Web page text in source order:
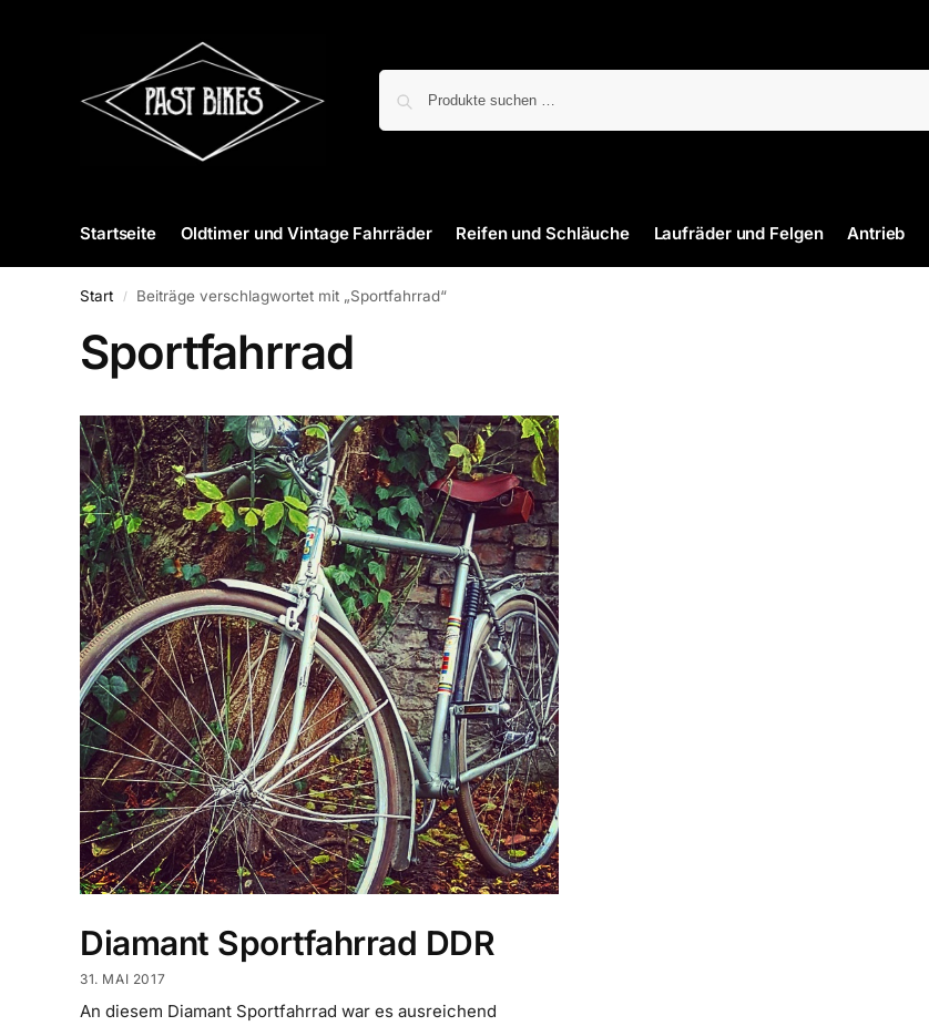
Startseite Oldtimer und Vintage Fahrräder Reifen und Schläuche Laufräder und Felgen Antrieb
Start / Beiträge verschlagwortet mit „Sportfahrrad“
Sportfahrrad
Diamant Sportfahrrad DDR
31. MAI 2017
An diesem Diamant Sportfahrrad war es ausreichend